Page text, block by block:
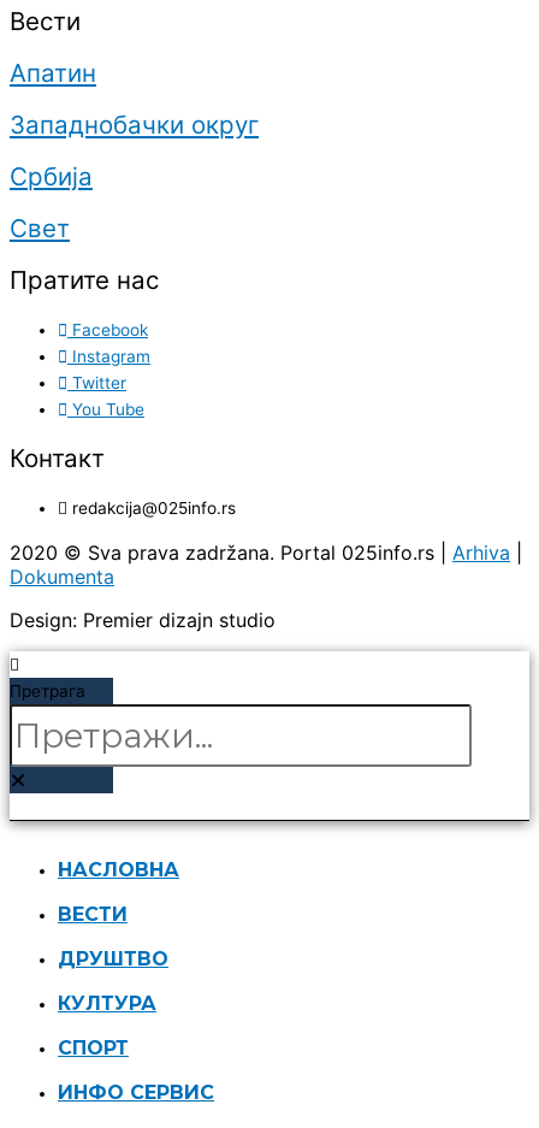
Вести
Апатин
Западнобачки округ
Србија
Свет
Пратите нас
Facebook
Instagram
Twitter
You Tube
Контакт
redakcija@025info.rs
2020 © Sva prava zadržana. Portal 025info.rs | Arhiva
Dokumenta
Design: Premier dizajn studio
Претрага
НАСЛОВНА
ВЕСТИ
ДРУШТВО
КУЛТУРА
СПОРТ
ИНФО СЕРВИС